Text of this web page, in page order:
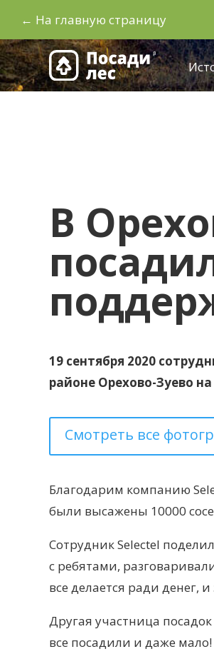
← На главную страницу
В
19 сентября 2020
районе Орехово-Зуево
Смотреть все
Благодарим компанию
были высажены 10000
Сотрудник Selectel
с ребятами,
все делается ради денег,
Другая участница
все посадили и даже